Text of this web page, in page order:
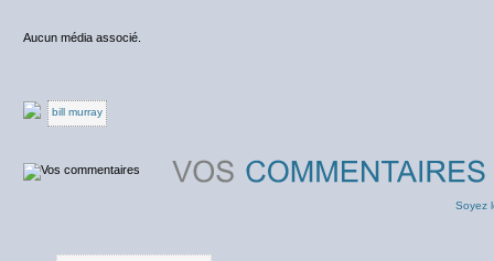
Aucun média associé.
bill murray
Soyez